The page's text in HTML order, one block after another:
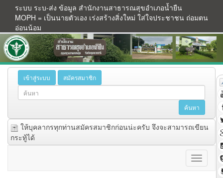
ระบบ ระบ-ส่ง ข้อมูล สำนักงานสาธารณสุขอำเภอน้ำยืน
MOPH = เป็นนายตัวเอง เร่งสร้างสิ่งใหม่ ใส่ใจประชาชน ถ่อมตน
อ่อนน้อม
เข้าสู่ระบบ สมัครสมาชิก
ให้บุคลากรทุกท่านสมัครสมาชิกก่อนน่ะครับ จึงจะสามารถเขียน
กระทู้ได้